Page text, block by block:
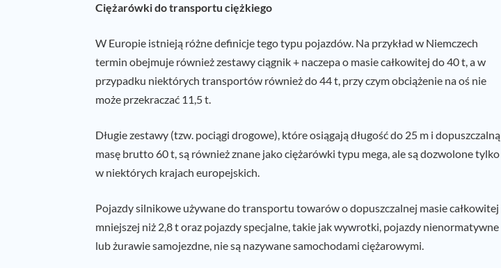
Ciężarówki do transportu ciężkiego
W Europie istnieją różne definicje tego typu pojazdów. Na przykład w Niemczech
termin obejmuje również zestawy ciągnik + naczepa o masie całkowitej do 40 t, a w
przypadku niektórych transportów również do 44 t, przy czym obciążenie na oś nie
może przekraczać 11,5 t.
Długie zestawy (tzw. pociągi drogowe), które osiągają długość do 25 m i dopuszczalną
masę brutto 60 t, są również znane jako ciężarówki typu mega, ale są dozwolone tylko
w niektórych krajach europejskich.
Pojazdy silnikowe używane do transportu towarów o dopuszczalnej masie całkowitej
mniejszej niż 2,8 t oraz pojazdy specjalne, takie jak wywrotki, pojazdy nienormatywne
lub żurawie samojezdne, nie są nazywane samochodami ciężarowymi.